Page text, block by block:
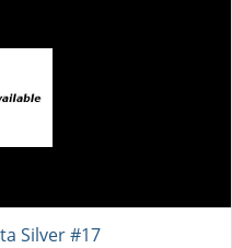
Silver #17